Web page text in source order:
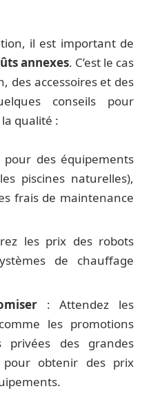
il est important de
annexes. C’est le cas
des accessoires et des
conseils pour
qualité :
des équipements
piscines naturelles),
frais de maintenance
les prix des robots
de chauffage
: Attendez les
les promotions
privées des grandes
pour obtenir des prix